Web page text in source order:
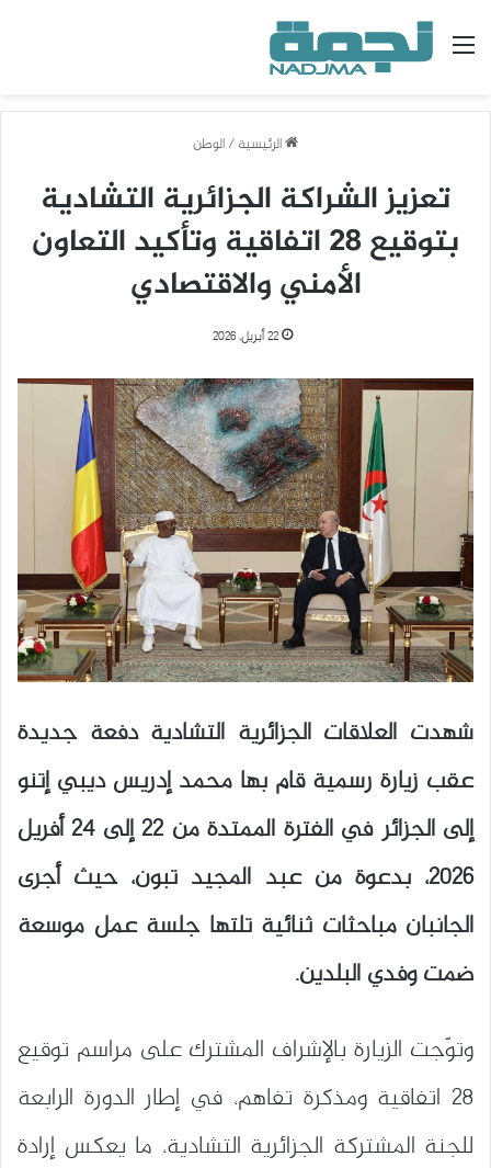
القائمة
الرئيسية/الوطن
تعزيز الشراكة الجزائرية التشادية
بتوقيع 28 اتفاقية وتأكيد التعاون
الأمني والاقتصادي
22 أبريل، 2026
شهدت العلاقات الجزائرية التشادية دفعة جديدة
عقب زيارة رسمية قام بها محمد إدريس ديبي إتنو
إلى الجزائر في الفترة الممتدة من 22 إلى 24 أفريل
2026، بدعوة من عبد المجيد تبون، حيث أجرى
الجانبان مباحثات ثنائية تلتها جلسة عمل موسعة
ضمت وفدي البلدين.
وتوّجت الزيارة بالإشراف المشترك على مراسم توقيع
28 اتفاقية ومذكرة تفاهم، في إطار الدورة الرابعة
للجنة المشتركة الجزائرية التشادية، ما يعكس إرادة